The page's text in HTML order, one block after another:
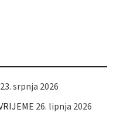
23. srpnja 2026
26. lipnja 2026